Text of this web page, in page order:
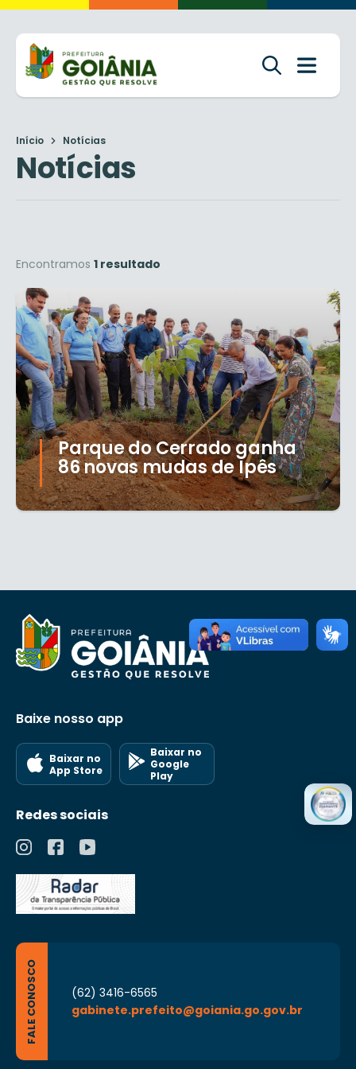
Início Notícias
Notícias
Encontramos 1 resultado
Parque do Cerrado ganha
86 novas mudas de Ipês
Baixe nosso app
Baixar no
App Store
Baixar no
Google
Play
Redes sociais
FALE CONOSCO
(62) 3416-6565
gabinete.prefeito@goiania.go.gov.br